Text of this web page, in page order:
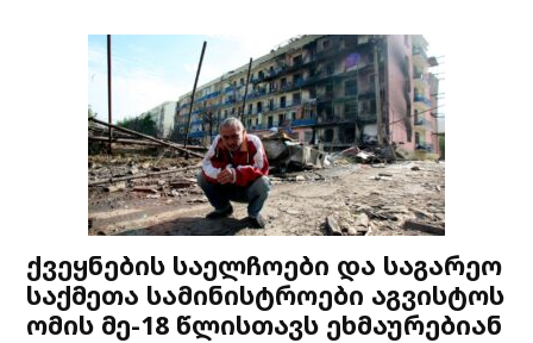
ქვეყნების საელჩოები და საგარეო
საქმეთა სამინისტროები აგვისტოს
ომის მე-18 წლისთავს ეხმაურებიან